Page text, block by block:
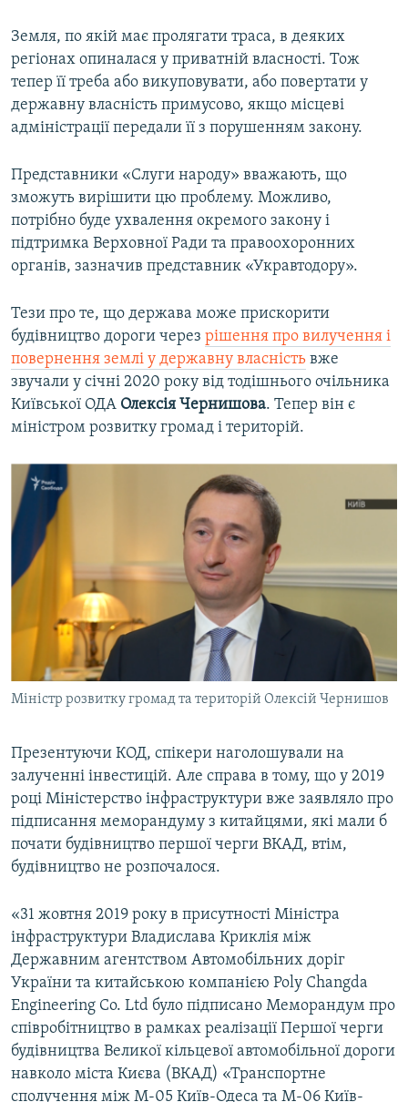
Земля, по якій має пролягати траса, в деяких
регіонах опиналася у приватній власності. Тож
тепер її треба або викуповувати, або повертати у
державну власність примусово, якщо місцеві
адміністрації передали її з порушенням закону.
Представники «Слуги народу» вважають, що
зможуть вирішити цю проблему. Можливо,
потрібно буде ухвалення окремого закону і
підтримка Верховної Ради та правоохоронних
органів, зазначив представник «Укравтодору».
Тези про те, що держава може прискорити
будівництво дороги через рішення про вилучення і
повернення землі у державну власність вже
звучали у січні 2020 року від тодішнього очільника
Київської ОДА Олексія Чернишова. Тепер він є
міністром розвитку громад і територій.
Міністр розвитку громад та територій Олексій Чернишов
Презентуючи КОД, спікери наголошували на
залученні інвестицій. Але справа в тому, що у 2019
році Міністерство інфраструктури вже заявляло про
підписання меморандуму з китайцями, які мали б
почати будівництво першої черги ВКАД, втім,
будівництво не розпочалося.
«31 жовтня 2019 року в присутності Міністра
інфраструктури Владислава Криклія між
Державним агентством Автомобільних доріг
України та китайською компанією Poly Changda
Engineering Co. Ltd було підписано Меморандум про
співробітництво в рамках реалізації Першої черги
будівництва Великої кільцевої автомобільної дороги
навколо міста Києва (ВКАД) «Транспортне
сполучення між М-05 Київ-Одеса та М-06 Київ-